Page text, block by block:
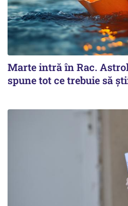
Marte intră în Rac.
spune tot ce trebuie să